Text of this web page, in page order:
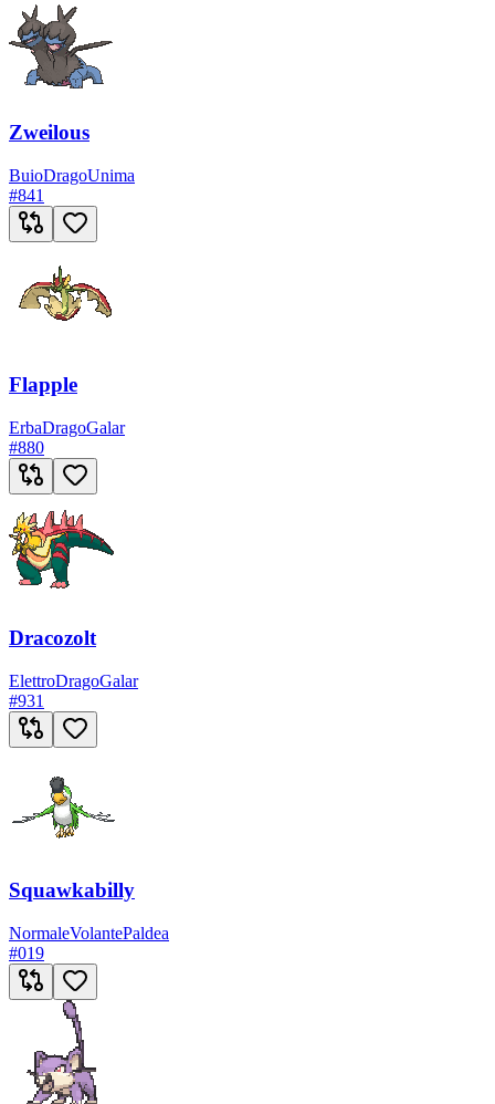
Zweilous
BuioDragoUnima
#841
Flapple
ErbaDragoGalar
#880
Dracozolt
ElettroDragoGalar
#931
Squawkabilly
NormaleVolantePaldea
#019